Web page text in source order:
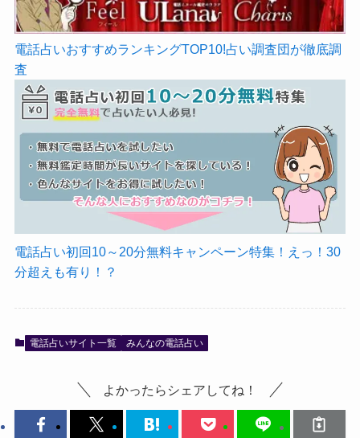
電話占いおすすめランキングTOP10!占い調査団が徹底調
査
電話占い初回10～20分無料キャンペーン特集！えっ！30
分超えも有り！？
電話占いサイト一覧 みんなの電話占い
よかったらシェアしてね！